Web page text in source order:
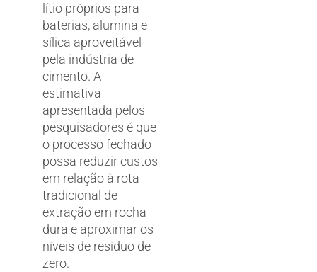
lítio próprios para
baterias, alumina e
sílica aproveitável
pela indústria de
cimento. A
estimativa
apresentada pelos
pesquisadores é que
o processo fechado
possa reduzir custos
em relação à rota
tradicional de
extração em rocha
dura e aproximar os
níveis de resíduo de
zero.